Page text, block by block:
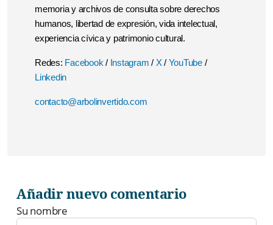
memoria y archivos de consulta sobre derechos
humanos, libertad de expresión, vida intelectual,
experiencia cívica y patrimonio cultural.
Redes: Facebook / Instagram / X/ YouTube /
Linkedin
contacto@arbolinvertido.com
Añadir nuevo comentario
Su nombre